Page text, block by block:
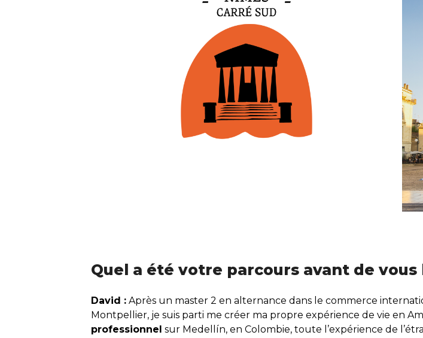
Quel a été votre parcours avant de
David : Après un master 2 en alternance dans le commerce
Montpellier, je suis parti me créer ma propre expérience de vie en
professionnel sur Medellín, en Colombie, toute l’expérience de